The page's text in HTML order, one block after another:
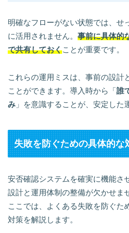
明確なフローがない状態では、せ
に活用されません。 事前に具体的
で共有しておくことが重要です。
これらの運用ミスは、事前の設計
ことができます。導入時から「 誰
み 」を意識することが、安定した
失敗を防ぐための具体的な
安否確認システムを確実に機能さ
設計と運用体制の整備が欠かせま
ここでは、よくある失敗を防ぐた
対策を解説します。